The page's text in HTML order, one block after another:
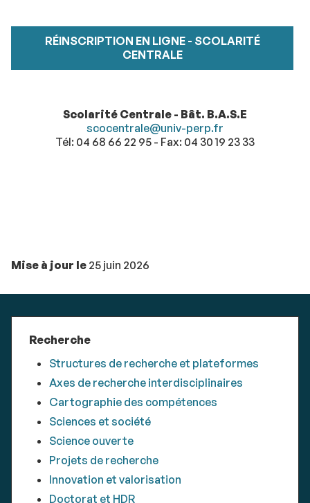
RÉINSCRIPTION EN LIGNE - SCOLARITÉ
CENTRALE
Scolarité Centrale - Bât. B.A.S.E
scocentrale@univ-perp.fr
Tél: 04 68 66 22 95 - Fax: 04 30 19 23 33
Mise à jour le 25 juin 2026
Recherche
Structures de recherche et plateformes
Axes de recherche interdisciplinaires
Cartographie des compétences
Sciences et société
Science ouverte
Projets de recherche
Innovation et valorisation
Doctorat et HDR